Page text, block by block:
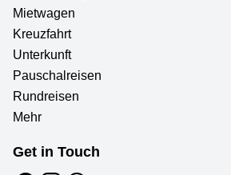
Mietwagen
Kreuzfahrt
Unterkunft
Pauschalreisen
Rundreisen
Mehr
Get in Touch